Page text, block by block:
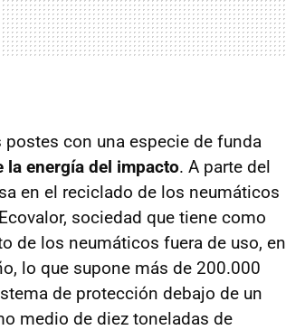
con una especie de funda
la energía del impacto. A parte del
en el reciclado de los neumáticos
sociedad que tiene como
de los neumáticos fuera de uso, en
lo que supone más de 200.000
de protección debajo de un
medio de diez toneladas de